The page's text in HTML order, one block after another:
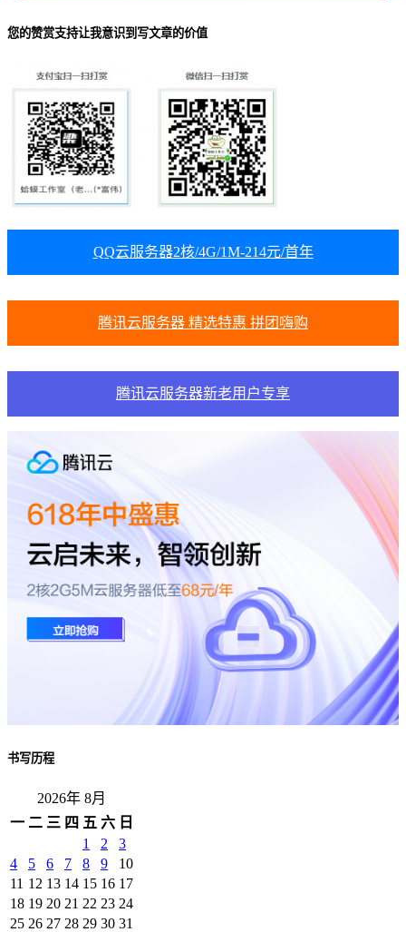
您的赞赏支持让我意识到写文章的价值
QQ云服务器2核/4G/1M-214元/首年
腾讯云服务器 精选特惠 拼团嗨购
腾讯云服务器新老用户专享
书写历程
2026年 8月
一 二 三 四 五 六 日
1
2
3
4
5 6 7 8 9
10
11 12 13 14 15 16 17
18 19 20 21 22 23 24
25 26 27 28 29 30 31